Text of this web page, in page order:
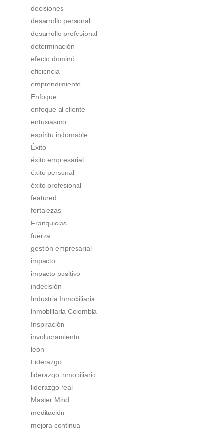
decisiones
desarrollo personal
desarrollo profesional
determinación
efecto dominó
eficiencia
emprendimiento
Enfoque
enfoque al cliente
entusiasmo
espíritu indomable
Éxito
éxito empresarial
éxito personal
éxito profesional
featured
fortalezas
Franquicias
fuerza
gestión empresarial
impacto
impacto positivo
indecisión
Industria Inmobiliaria
inmobiliaria Colombia
Inspiración
involucramiento
león
Liderazgo
liderazgo inmobiliario
liderazgo real
Master Mind
meditación
mejora continua